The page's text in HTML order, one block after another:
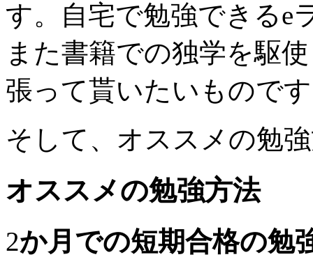
す。自宅で勉強できるe
また書籍での独学を駆
張って貰いたいもので
そして、オススメの勉
オススメの勉強方法
2か月での短期合格の勉